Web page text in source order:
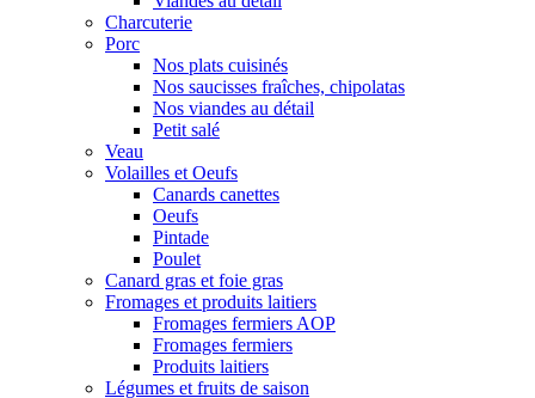
Charcuterie
Porc
Nos plats cuisinés
Nos saucisses fraîches, chipolatas
Nos viandes au détail
Petit salé
Veau
Volailles et Oeufs
Canards canettes
Oeufs
Pintade
Poulet
Canard gras et foie gras
Fromages et produits laitiers
Fromages fermiers AOP
Fromages fermiers
Produits laitiers
Légumes et fruits de saison